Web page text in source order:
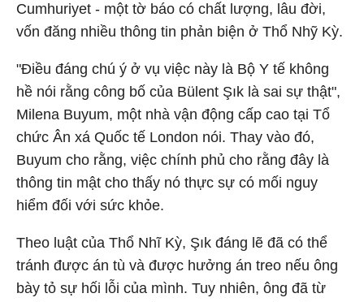
Cumhuriyet - một tờ báo có chất lượng, lâu đời,
vốn đăng nhiều thông tin phản biện ở Thổ Nhỹ Kỳ.
"Điều đáng chú ý ở vụ việc này là Bộ Y tế không
hề nói rằng công bố của Bülent Şık là sai sự thật",
Milena Buyum, một nhà vận động cấp cao tại Tổ
chức Ân xá Quốc tế London nói. Thay vào đó,
Buyum cho rằng, việc chính phủ cho rằng đây là
thông tin mật cho thấy nó thực sự có mối nguy
hiểm đối với sức khỏe.
Theo luật của Thổ Nhĩ Kỳ, Şık đáng lẽ đã có thể
tránh được án tù và được hưởng án treo nếu ông
bày tỏ sự hối lỗi của mình. Tuy nhiên, ông đã từ